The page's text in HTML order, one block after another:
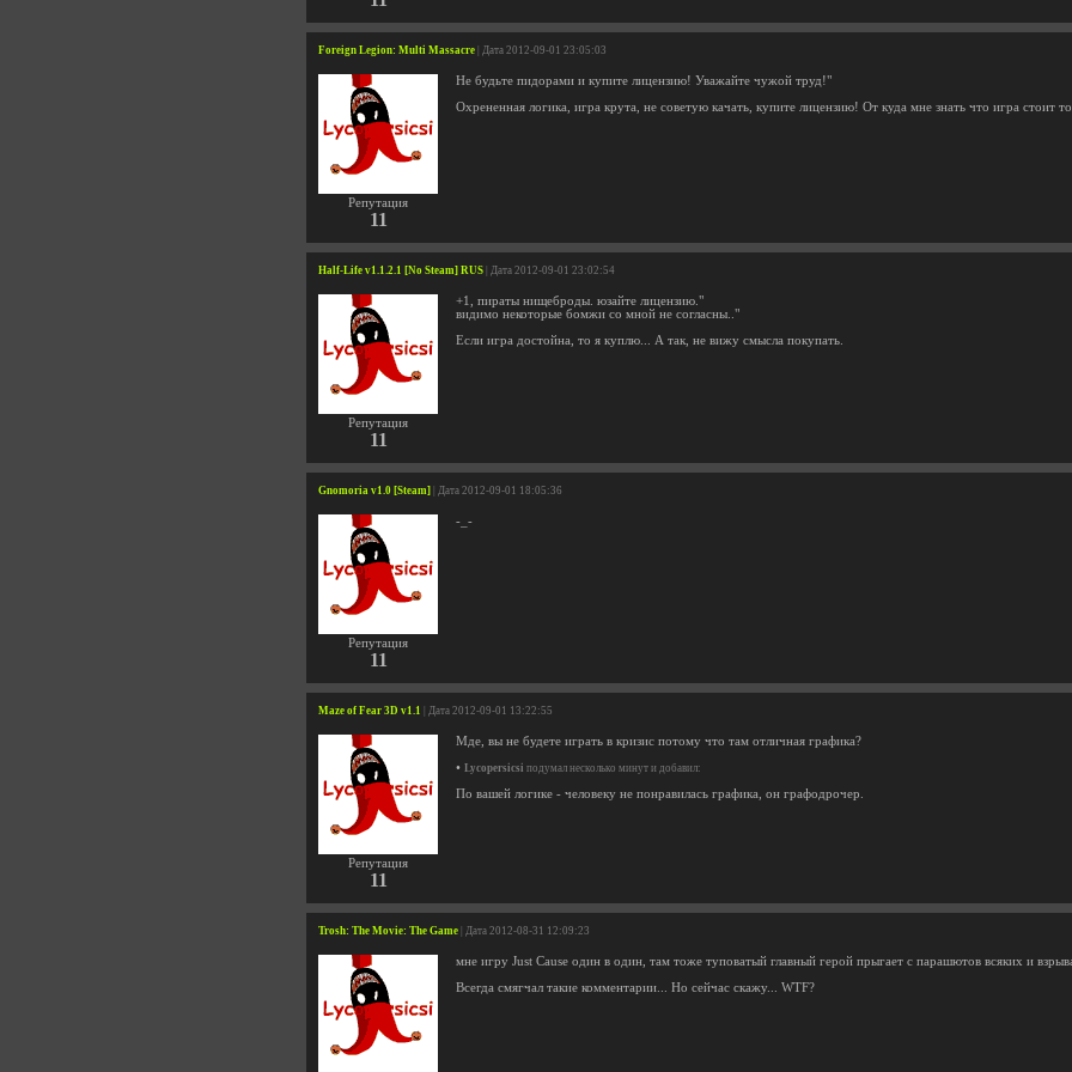
Foreign Legion: Multi Massacre | Дата 2012-09-01 23:05:03
Репутация
11
Не будьте пидорами и купите лицензию! Уважайте чужой труд!"
Охрененная логика, игра крута, не советую качать, купите лицензию! От куда мне знать что игра стоит
Half-Life v1.1.2.1 [No Steam] RUS | Дата 2012-09-01 23:02:54
Репутация
11
+1, пираты нищеброды. юзайте лицензию."
видимо некоторые бомжи со мной не согласны.."
Если игра достойна, то я куплю... А так, не вижу смысла покупать.
Gnomoria v1.0 [Steam] | Дата 2012-09-01 18:05:36
Репутация
11
-_-
Maze of Fear 3D v1.1 | Дата 2012-09-01 13:22:55
Репутация
11
Мде, вы не будете играть в кризис потому что там отличная графика?
• Lycopersicsi подумал несколько минут и добавил:
По вашей логике - человеку не понравилась графика, он графодрочер.
Trosh: The Movie: The Game | Дата 2012-08-31 12:09:23
мне игру Just Cause один в один, там тоже туповатый главный герой прыгает с парашютов всяких и
Всегда смягчал такие комментарии... Но сейчас скажу... WTF?